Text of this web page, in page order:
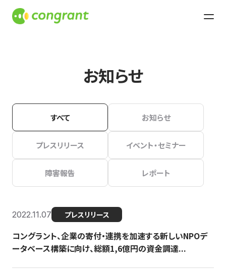
お知らせ
すべて お知らせ
プレスリリース イベント・セミナー
障害報告 レポート
2022.11.07 プレスリリース
コングラント、企業の寄付・連携を加速する新しいNPOデ
ータベース構築に向け、総額1,6億円の資金調達...